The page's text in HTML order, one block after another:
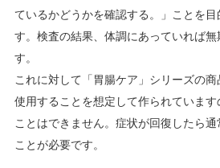
ているかどうかを確認する。」ことを
す。検査の結果、体調にあっていれば無
す。
これに対して「胃腸ケア」シリーズの
使用することを想定して作られていま
ことはできません。症状が回復したら
ことが必要です。